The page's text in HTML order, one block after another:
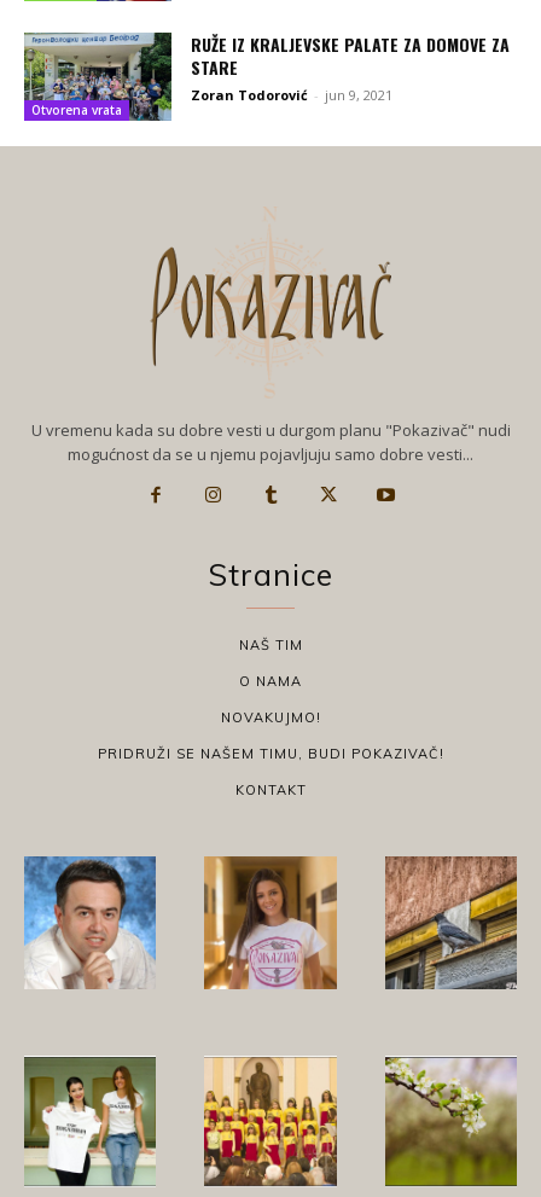
Otvorena vrata
RUŽE IZ KRALJEVSKE PALATE ZA DOMOVE ZA
STARE
Zoran Todorović - jun 9, 2021
U vremenu kada su dobre vesti u durgom planu "Pokazivač" nudi
mogućnost da se u njemu pojavljuju samo dobre vesti...
Stranice
NAŠ TIM
O NAMA
NOVAKUJMO!
PRIDRUŽI SE NAŠEM TIMU, BUDI POKAZIVAČ!
KONTAKT